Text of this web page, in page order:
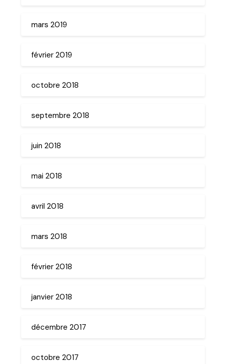
mars 2019
février 2019
octobre 2018
septembre 2018
juin 2018
mai 2018
avril 2018
mars 2018
février 2018
janvier 2018
décembre 2017
octobre 2017